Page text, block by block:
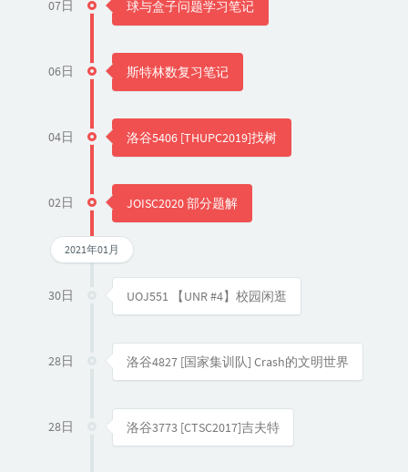
07日 球与盒子问题学习笔记
06日 斯特林数复习笔记
04日 洛谷5406 [THUPC2019]找树
02日 JOISC2020 部分题解
2021年01月
30日 UOJ551 【UNR #4】校园闲逛
28日 洛谷4827 [国家集训队] Crash的文明世界
28日 洛谷3773 [CTSC2017]吉夫特